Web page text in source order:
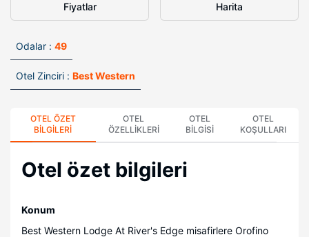
Fiyatlar Harita
Odalar : 49
Otel Zinciri : Best Western
OTEL ÖZET
BILGILERI
OTEL
ÖZELLIKLERI
OTEL
BILGISI
OTEL
KOŞULLARI
Otel özet bilgileri
Konum
Best Western Lodge At River's Edge misafirlere Orofino